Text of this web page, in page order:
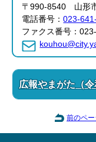
〒990-8540 山形
電話番号：023-
ファクス番号：
広報やまがた（令
前のペ